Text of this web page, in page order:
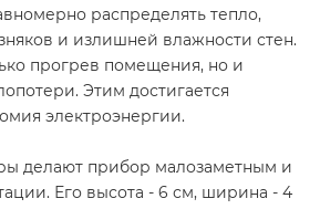
распределять тепло,
и излишней влажности стен.
прогрев помещения, но и
Этим достигается
электроэнергии.
делают прибор малозаметным и
Его высота - 6 см, ширина - 4